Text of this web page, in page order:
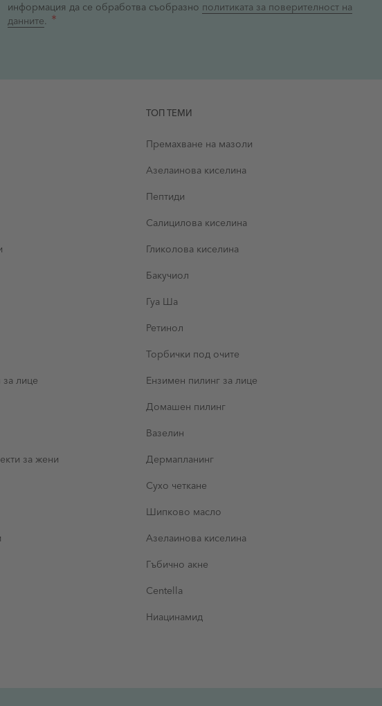
информация да се обработва съобразно политиката за поверителност на
данните.
лице
за жени
ТОП ТЕМИ
Премахване на мазоли
Aзелаинова киселина
Пептиди
Салицилова киселина
Гликолова киселина
Бакучиол
Гуа Ша
Ретинол
Торбички под очите
Ензимен пилинг за лице
Домашен пилинг
Вазелин
Дермапланинг
Сухо четкане
Шипково масло
Aзелаинова киселина
Гъбично акне
Centella
Ниацинамид